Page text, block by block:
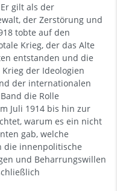
gilt als der
der Zerstörung und
tobte auf den
Krieg, der das Alte
entstanden und die
der Ideologien
der internationalen
die Rolle
Juli 1914 bis hin zur
warum es ein nicht
gab, welche
die innenpolitische
und Beharrungswillen